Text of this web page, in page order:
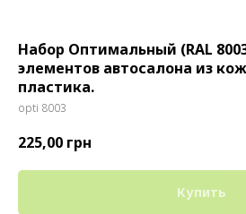
Набор Оптимальный (RAL
элементов автосалона из
пластика.
opti 8003
225,00 грн
Купить